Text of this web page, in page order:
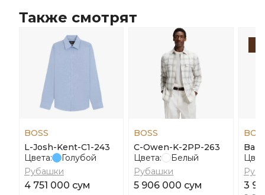
Также смотрят
BOSS
L-Josh-Kent-C1-243
Цвета:
Голубой
Рубашки
4 751 000 сум
BOSS
C-Owen-K-2PP-263
Цвета:
Белый
Рубашки
5 906 000 сум 3